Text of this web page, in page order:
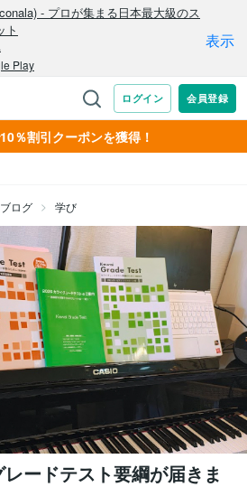
％割引クーポンを獲得！
ブログ 学び
ードテスト要綱が届きま